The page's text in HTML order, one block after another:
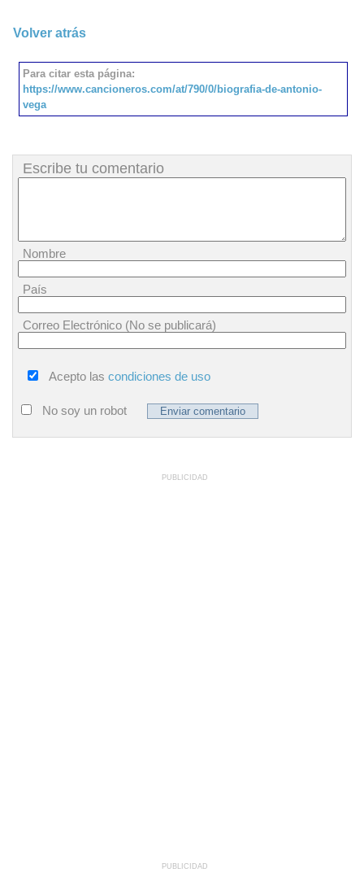
Volver atrás
Para citar esta página:
https://www.cancioneros.com/at/790/0/biografia-de-antonio-
vega
Escribe tu comentario
Nombre
País
Correo Electrónico (No se publicará)
Acepto las condiciones de uso
No soy un robot
PUBLICIDAD
PUBLICIDAD